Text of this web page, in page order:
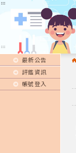
:::
:::
最新公告
評鑑資訊
帳號登入
:::